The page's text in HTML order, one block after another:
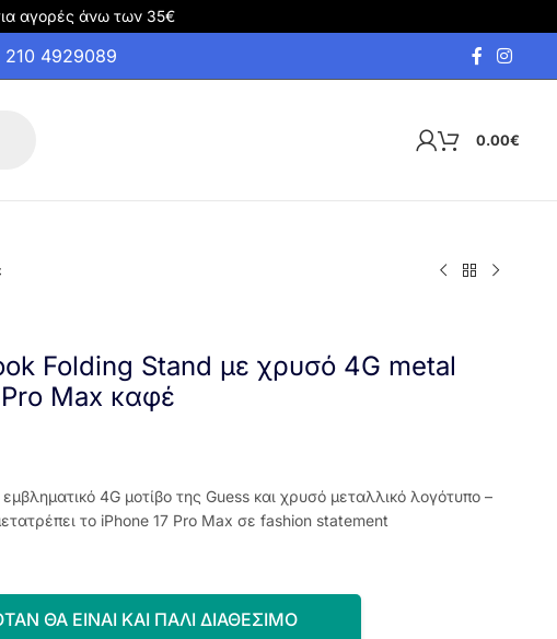
αγορές άνω των 35€
4929089
0.00€
Folding Stand με χρυσό 4G metal
Max καφέ
4G μοτίβο της Guess και χρυσό μεταλλικό λογότυπο –
το iPhone 17 Pro Max σε fashion statement
ΘΑ ΕΊΝΑΙ ΚΑΙ ΠΆΛΙ ΔΙΑΘΈΣΙΜΟ